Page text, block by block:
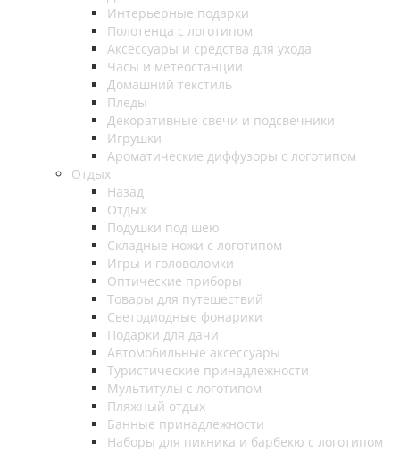
Интерьерные подарки
Полотенца с логотипом
Аксессуары и средства для ухода
Часы и метеостанции
Домашний текстиль
Пледы
Декоративные свечи и подсвечники
Игрушки
Ароматические диффузоры с логотипом
Отдых
Назад
Отдых
Подушки под шею
Складные ножи с логотипом
Игры и головоломки
Оптические приборы
Товары для путешествий
Светодиодные фонарики
Подарки для дачи
Автомобильные аксессуары
Туристические принадлежности
Мультитулы с логотипом
Пляжный отдых
Банные принадлежности
Наборы для пикника и барбекю с логотипом